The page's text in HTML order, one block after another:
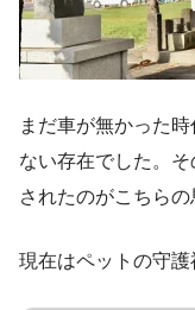
まだ車が無かった
ない存在でした。
されたのがこちらの
現在はペットの守護